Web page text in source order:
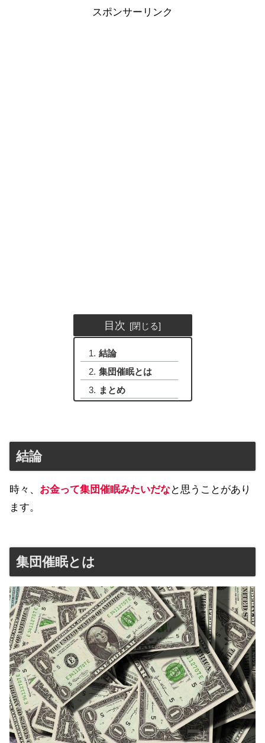
スポンサーリンク
目次
結論
集団催眠とは
まとめ
結論
時々、 お金って集団催眠みたいだなと思うことがあり
ます。
集団催眠とは